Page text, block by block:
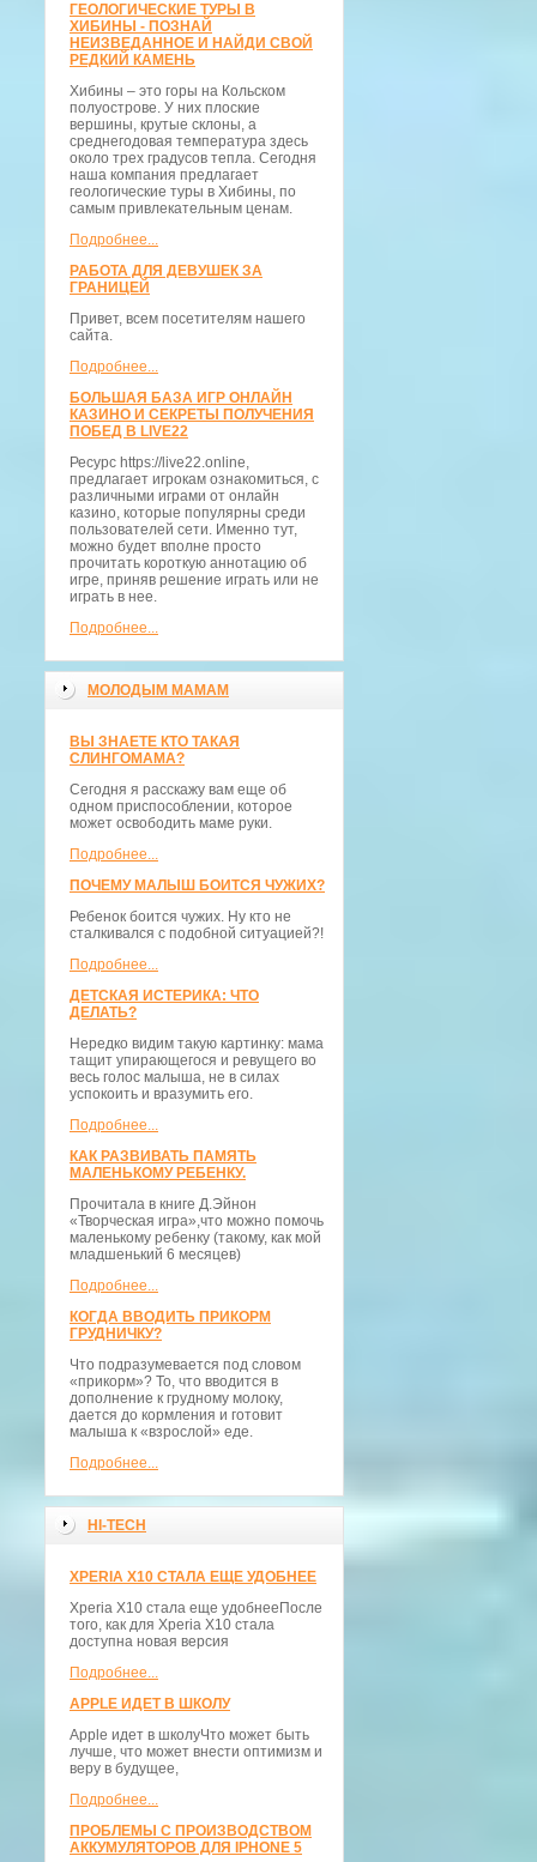
ГЕОЛОГИЧЕСКИЕ ТУРЫ В
ХИБИНЫ - ПОЗНАЙ
НЕИЗВЕДАННОЕ И НАЙДИ СВОЙ
РЕДКИЙ КАМЕНЬ
Хибины – это горы на Кольском
полуострове. У них плоские
вершины, крутые склоны, а
среднегодовая температура здесь
около трех градусов тепла. Сегодня
наша компания предлагает
геологические туры в Хибины, по
самым привлекательным ценам.
Подробнее...
РАБОТА ДЛЯ ДЕВУШЕК ЗА
ГРАНИЦЕЙ
Привет, всем посетителям нашего
сайта.
Подробнее...
БОЛЬШАЯ БАЗА ИГР ОНЛАЙН
КАЗИНО И СЕКРЕТЫ ПОЛУЧЕНИЯ
ПОБЕД В LIVE22
Ресурс https://live22.online,
предлагает игрокам ознакомиться, с
различными играми от онлайн
казино, которые популярны среди
пользователей сети. Именно тут,
можно будет вполне просто
прочитать короткую аннотацию об
игре, приняв решение играть или не
играть в нее.
Подробнее...
МОЛОДЫМ МАМАМ
ВЫ ЗНАЕТЕ КТО ТАКАЯ
СЛИНГОМАМА?
Сегодня я расскажу вам еще об
одном приспособлении, которое
может освободить маме руки.
Подробнее...
ПОЧЕМУ МАЛЫШ БОИТСЯ ЧУЖИХ?
Ребенок боится чужих. Ну кто не
сталкивался с подобной ситуацией?!
Подробнее...
ДЕТСКАЯ ИСТЕРИКА: ЧТО
ДЕЛАТЬ?
Нередко видим такую картинку: мама
тащит упирающегося и ревущего во
весь голос малыша, не в силах
успокоить и вразумить его.
Подробнее...
КАК РАЗВИВАТЬ ПАМЯТЬ
МАЛЕНЬКОМУ РЕБЕНКУ.
Прочитала в книге Д.Эйнон
«Творческая игра»,что можно помочь
маленькому ребенку (такому, как мой
младшенький 6 месяцев)
Подробнее...
КОГДА ВВОДИТЬ ПРИКОРМ
ГРУДНИЧКУ?
Что подразумевается под словом
«прикорм»? То, что вводится в
дополнение к грудному молоку,
дается до кормления и готовит
малыша к «взрослой» еде.
Подробнее...
HI-TECH
XPERIA X10 СТАЛА ЕЩЕ УДОБНЕЕ
Xperia X10 стала еще удобнееПосле
того, как для Xperia X10 стала
доступна новая версия
Подробнее...
APPLE ИДЕТ В ШКОЛУ
Apple идет в школуЧто может быть
лучше, что может внести оптимизм и
веру в будущее,
Подробнее...
ПРОБЛЕМЫ С ПРОИЗВОДСТВОМ
АККУМУЛЯТОРОВ ДЛЯ IPHONE 5